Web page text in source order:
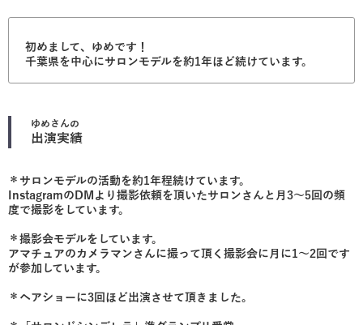
初めまして、ゆめです！
千葉県を中心にサロンモデルを約1年ほど続けています。
ゆめ さんの
出演実績
＊サロンモデルの活動を約1年程続けています。
InstagramのDMより撮影依頼を頂いたサロンさんと月3〜5回の頻
度で撮影をしています。
＊撮影会モデルをしています。
アマチュアのカメラマンさんに撮って頂く撮影会に月に1〜2回です
が参加しています。
＊ヘアショーに3回ほど出演させて頂きました。